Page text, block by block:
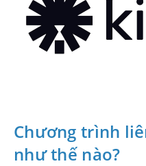
Chương trình
như thế nào?